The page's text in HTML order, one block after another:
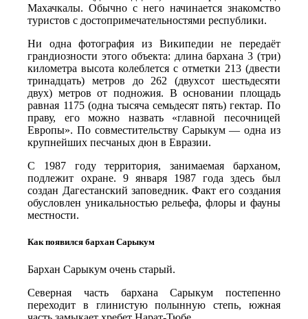
Махачкалы. Обычно с него начинается знакомство
туристов с достопримечательностями республики.
Ни одна фотография из Википедии не передаёт
грандиозности этого объекта: длина бархана 3 (три)
километра высота колеблется с отметки 213 (двести
тринадцать) метров до 262 (двухсот шестьдесяти
двух) метров от подножия. В основании площадь
равная 1175 (одна тысяча семьдесят пять) гектар. По
праву, его можно назвать «главной песочницей
Европы». По совместительству Сарыкум — одна из
крупнейших песчаных дюн в Евразии.
С 1987 году территория, занимаемая барханом,
подлежит охране. 9 января 1987 года здесь был
создан Дагестанский заповедник. Факт его создания
обусловлен уникальностью рельефа, флоры и фауны
местности.
Как появился бархан Сарыкум
Бархан Сарыкум очень старый.
Северная часть бархана Сарыкум постепенно
переходит в глинистую полынную степь, южная